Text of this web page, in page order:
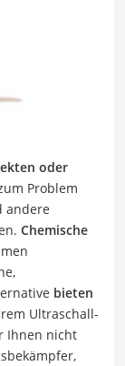
oder
Problem
andere
Chemische
bieten
Ultraschall-
Ihnen nicht